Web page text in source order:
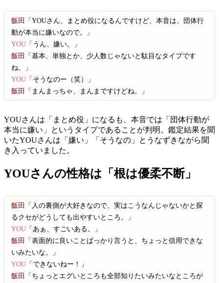
飯田
「YOUさん、まとめ役になるんですけど、本音は、団体行
動が本当に嫌いなので。」
YOU 「うん、嫌い。」
飯田
「基本、単独とか、少人数じゃないと駄目なタイプです
ね。」
YOU 「そうなのー（笑）」
飯田
「まんまっちゃ、まんまですけどね。」
YOUさんは「まとめ役」になるも、本音では「団体行動が
本当に嫌い」というタイプであることが判明。鑑定結果を聞
いたYOUさんは「嫌い」「そうなの」とうなずきながら聞
き入っていました。
YOUさんの性格は「根は優柔不断」
飯田
「人の裏側が大好きなので、実はこうなんじゃないかと探
るクセがどうしても出やすいところ。」
YOU 「あぁ、すごいある。」
飯田
「表面的に良いことばっかり言うと、ちょっと信用できな
いみたいな。」
YOU 「できないねー！」
飯田
「ちょっとエグいところも全部知りたいみたいなところが